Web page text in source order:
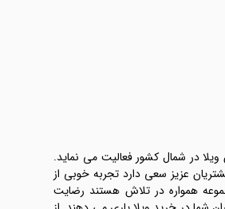
در شمال کشور فعالیت می نماید.
عزیز سعی دارد تجربه خوبی از
همواره در تلاش هستند رضایت